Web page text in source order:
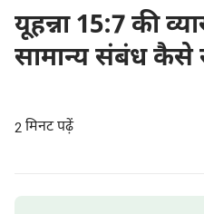
यूहन्ना 15:7 की
सामान्य संबंध कैसे
2 मिनट पढ़ें